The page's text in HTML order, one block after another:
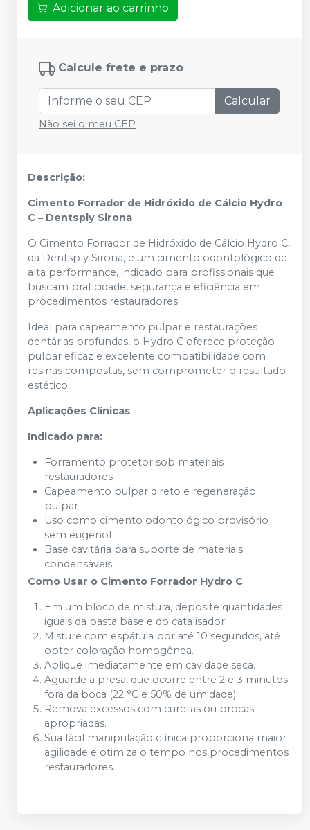
Adicionar ao carrinho
Calcule frete e prazo
Calcular
Não sei o meu CEP
Descrição:
Cimento Forrador de Hidróxido de Cálcio Hydro
C – Dentsply Sirona
O Cimento Forrador de Hidróxido de Cálcio Hydro C,
da Dentsply Sirona, é um cimento odontológico de
alta performance, indicado para profissionais que
buscam praticidade, segurança e eficiência em
procedimentos restauradores.
Ideal para capeamento pulpar e restaurações
dentárias profundas, o Hydro C oferece proteção
pulpar eficaz e excelente compatibilidade com
resinas compostas, sem comprometer o resultado
estético.
Aplicações Clínicas
Indicado para:
Forramento protetor sob materiais
restauradores
Capeamento pulpar direto e regeneração
pulpar
Uso como cimento odontológico provisório
sem eugenol
Base cavitária para suporte de materiais
condensáveis
Como Usar o Cimento Forrador Hydro C
Em um bloco de mistura, deposite quantidades
iguais da pasta base e do catalisador.
Misture com espátula por até 10 segundos, até
obter coloração homogênea.
Aplique imediatamente em cavidade seca.
Aguarde a presa, que ocorre entre 2 e 3 minutos
fora da boca (22 °C e 50% de umidade).
Remova excessos com curetas ou brocas
apropriadas.
Sua fácil manipulação clínica proporciona maior
agilidade e otimiza o tempo nos procedimentos
restauradores.